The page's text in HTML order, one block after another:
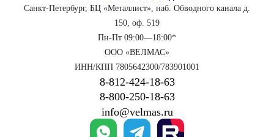
Санкт-Петербург, БЦ «Металлист», наб. Обводного канала д.
150, оф. 519
Пн-Пт 09:00—18:00*
ООО «ВЕЛМАС»
ИНН/КПП 7805642300/783901001
8‑812‑424‑18‑63
8‑800‑250‑18‑63
info@velmas.ru